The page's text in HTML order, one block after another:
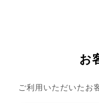
お
ご利用いただいたお